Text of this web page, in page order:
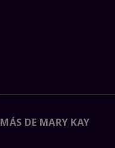
MÁS DE MARY KAY